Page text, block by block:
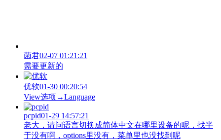
菌君02-07 01:21:21
需要更新的
优软01-30 00:20:54
View‌选项→Language
pcpid01-29 14:57:21
老大，请问语言切换成简体中文在哪里设备的呢，找半
于没有啊，options里没有，菜单里也没找到呢